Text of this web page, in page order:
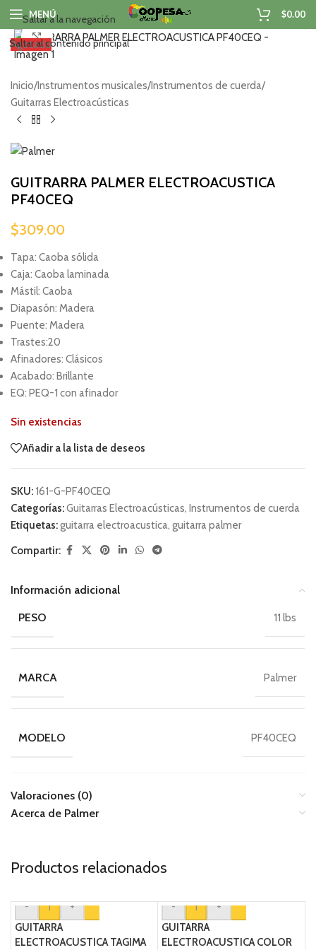
Saltar a la navegación
Saltar al contenido principal
MENÚ $0.00
Agotado
Haga clic para ampliar
Inicio/Instrumentos musicales/Instrumentos de cuerda/
Guitarras Electroacústicas
GUITRARRA PALMER ELECTROACUSTICA
PF40CEQ
$309.00
Tapa: Caoba sólida
Caja: Caoba laminada
Mástil: Caoba
Diapasón: Madera
Puente: Madera
Trastes:20
Afinadores: Clásicos
Acabado: Brillante
EQ: PEQ-1 con afinador
Sin existencias
Añadir a la lista de deseos
SKU: 161-G-PF40CEQ
Categorías:Guitarras Electroacústicas, Instrumentos de cuerda
Etiquetas:guitarra electroacustica, guitarra palmer
Compartir:
Información adicional
PESO 11 lbs
MARCA Palmer
MODELO PF40CEQ
Valoraciones (0)
Acerca de Palmer
Productos relacionados
-
+
GUITARRA
ELECTROACUSTICA TAGIMA
-
+
GUITARRA
ELECTROACUSTICA COLOR